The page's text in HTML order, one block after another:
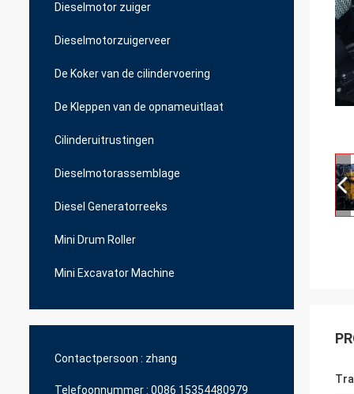
Dieselmotor zuiger
Dieselmotorzuigerveer
De Koker van de cilindervoering
De Kleppen van de opnameuitlaat
Cilinderuitrustingen
Dieselmotorassemblage
Diesel Generatorreeks
Mini Drum Roller
Mini Excavator Machine
Contactpersoon : zhang
Telefoonnummer : 0086 15354480979